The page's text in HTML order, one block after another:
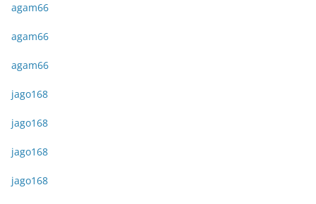
agam66
agam66
agam66
jago168
jago168
jago168
jago168